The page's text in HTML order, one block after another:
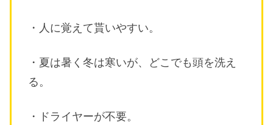
・人に覚えて貰いやすい。
・夏は暑く冬は寒いが、どこでも頭を洗え
る。
・ドライヤーが不要。